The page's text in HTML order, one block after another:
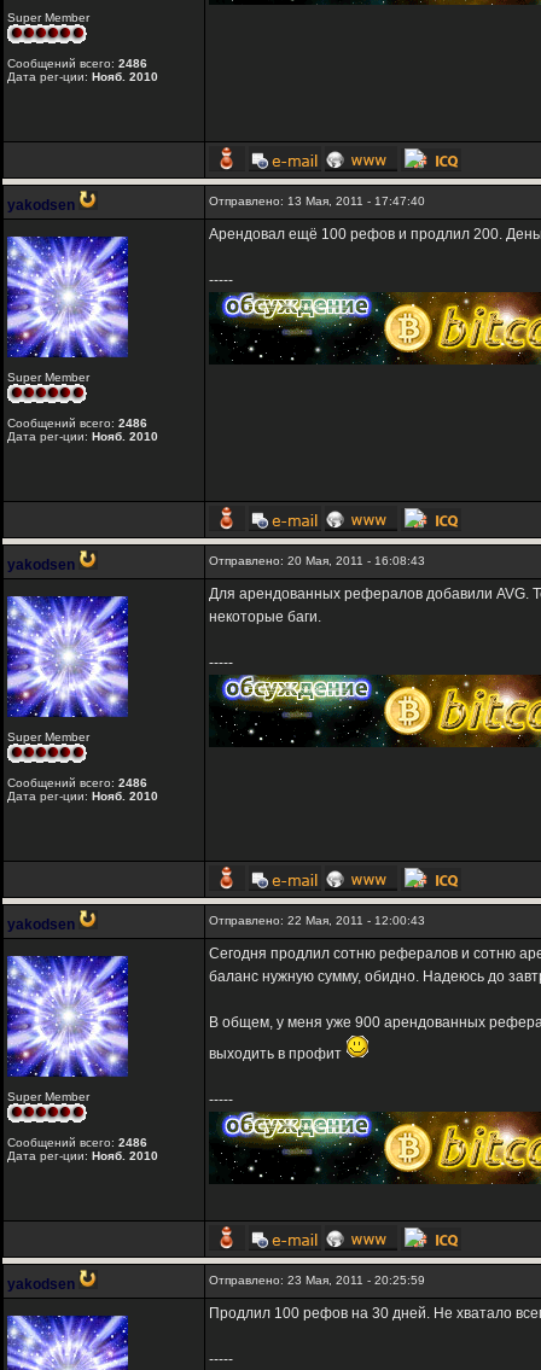
Super Member
Сообщений всего: 2486
Дата рег-ции: Нояб. 2010
yakodsen Отправлено: 13 Мая, 2011 - 17:47:40
Super Member
Сообщений всего: 2486
Дата рег-ции: Нояб. 2010
Арендовал ещё 100 рефов и продлил 200.
-----
yakodsen Отправлено: 20 Мая, 2011 - 16:08:43
Super Member
Сообщений всего: 2486
Дата рег-ции: Нояб. 2010
Для арендованных рефералов добавили AVG.
некоторые баги.
-----
yakodsen Отправлено: 22 Мая, 2011 - 12:00:43
Super Member
Сообщений всего: 2486
Дата рег-ции: Нояб. 2010
Сегодня продлил сотню рефералов и сотню
баланс нужную сумму, обидно. Надеюсь до
В общем, у меня уже 900 арендованных
выходить в профит
-----
yakodsen Отправлено: 23 Мая, 2011 - 20:25:59
Продлил 100 рефов на 30 дней. Не хватало
-----